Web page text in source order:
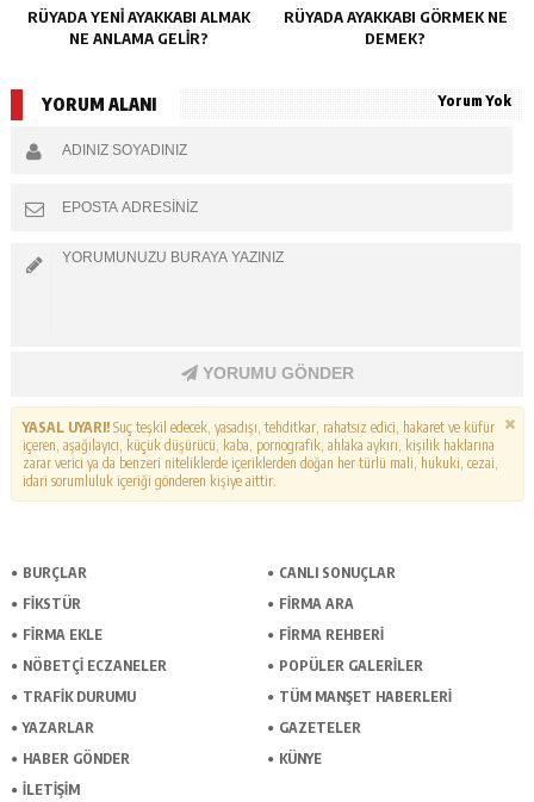
RÜYADA YENI AYAKKABI ALMAK
NE ANLAMA GELIR?
RÜYADA AYAKKABI GÖRMEK NE
DEMEK?
YORUM ALANI Yorum Yok
YORUMU GÖNDER
YASAL UYARI!Suç teşkil edecek, yasadışı, tehditkar, rahatsız edici, hakaret ve küfür
içeren, aşağılayıcı, küçük düşürücü, kaba, pornografik, ahlaka aykırı, kişilik haklarına
zarar verici ya da benzeri niteliklerde içeriklerden doğan her türlü mali, hukuki, cezai,
idari sorumluluk içeriği gönderen kişiye aittir.
BURÇLAR
CANLI SONUÇLAR
FİKSTÜR
FİRMA ARA
FİRMA EKLE
FİRMA REHBERİ
NÖBETÇİ ECZANELER
POPÜLER GALERİLER
TRAFİK DURUMU
TÜM MANŞET HABERLERİ
YAZARLAR
GAZETELER
HABER GÖNDER
KÜNYE
İLETİŞİM